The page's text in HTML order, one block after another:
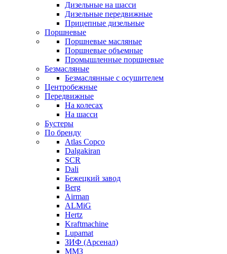
Дизельные на шасси
Дизельные передвижные
Прицепные дизельные
Поршневые
Поршневые масляные
Поршневые объемные
Промышленные поршневые
Безмасляные
Безмаслянные с осушителем
Центробежные
Передвижные
На колесах
На шасси
Бустеры
По бренду
Atlas Copco
Dalgakiran
SCR
Dali
Бежецкий завод
Berg
Airman
ALMiG
Hertz
Kraftmachine
Lupamat
ЗИФ (Арсенал)
ММЗ